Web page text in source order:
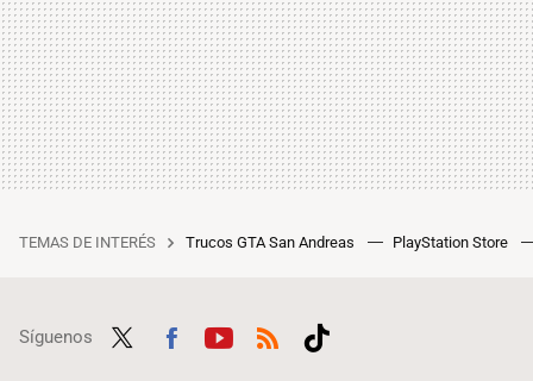
TEMAS DE INTERÉS Trucos GTA San Andreas PlayStation Store
Síguenos